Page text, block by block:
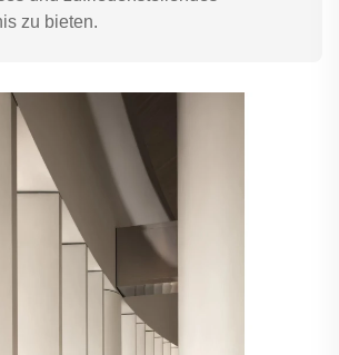
zu bieten.